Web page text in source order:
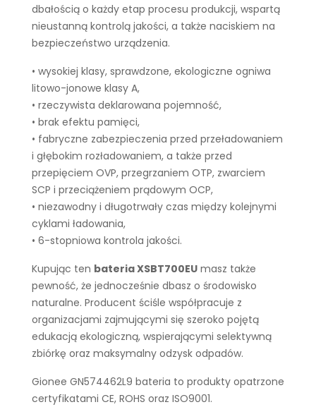
dbałością o każdy etap procesu produkcji, wspartą
nieustanną kontrolą jakości, a także naciskiem na
bezpieczeństwo urządzenia.
• wysokiej klasy, sprawdzone, ekologiczne ogniwa
litowo-jonowe klasy A,
• rzeczywista deklarowana pojemność,
• brak efektu pamięci,
• fabryczne zabezpieczenia przed przeładowaniem
i głębokim rozładowaniem, a także przed
przepięciem OVP, przegrzaniem OTP, zwarciem
SCP i przeciążeniem prądowym OCP,
• niezawodny i długotrwały czas między kolejnymi
cyklami ładowania,
• 6-stopniowa kontrola jakości.
Kupując ten bateria XSBT700EU masz także
pewność, że jednocześnie dbasz o środowisko
naturalne. Producent ściśle współpracuje z
organizacjami zajmującymi się szeroko pojętą
edukacją ekologiczną, wspierającymi selektywną
zbiórkę oraz maksymalny odzysk odpadów.
Gionee GN574462L9 bateria to produkty opatrzone
certyfikatami CE, ROHS oraz ISO9001.